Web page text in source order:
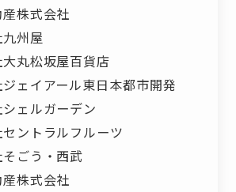
株式会社
州屋
丸松坂屋百貨店
ェイアール東日本都市開発
ェルガーデン
ントラルフルーツ
ごう・西武
株式会社